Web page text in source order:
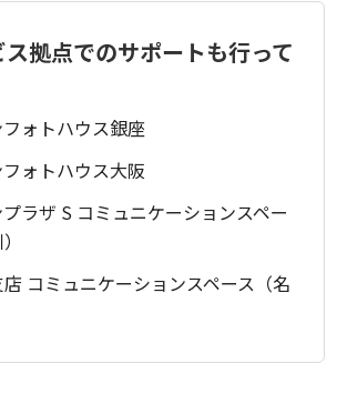
拠点でのサポートも行って
ォトハウス銀座
ォトハウス大阪
ラザ S コミュニケーションスペー
コミュニケーションスペース（名